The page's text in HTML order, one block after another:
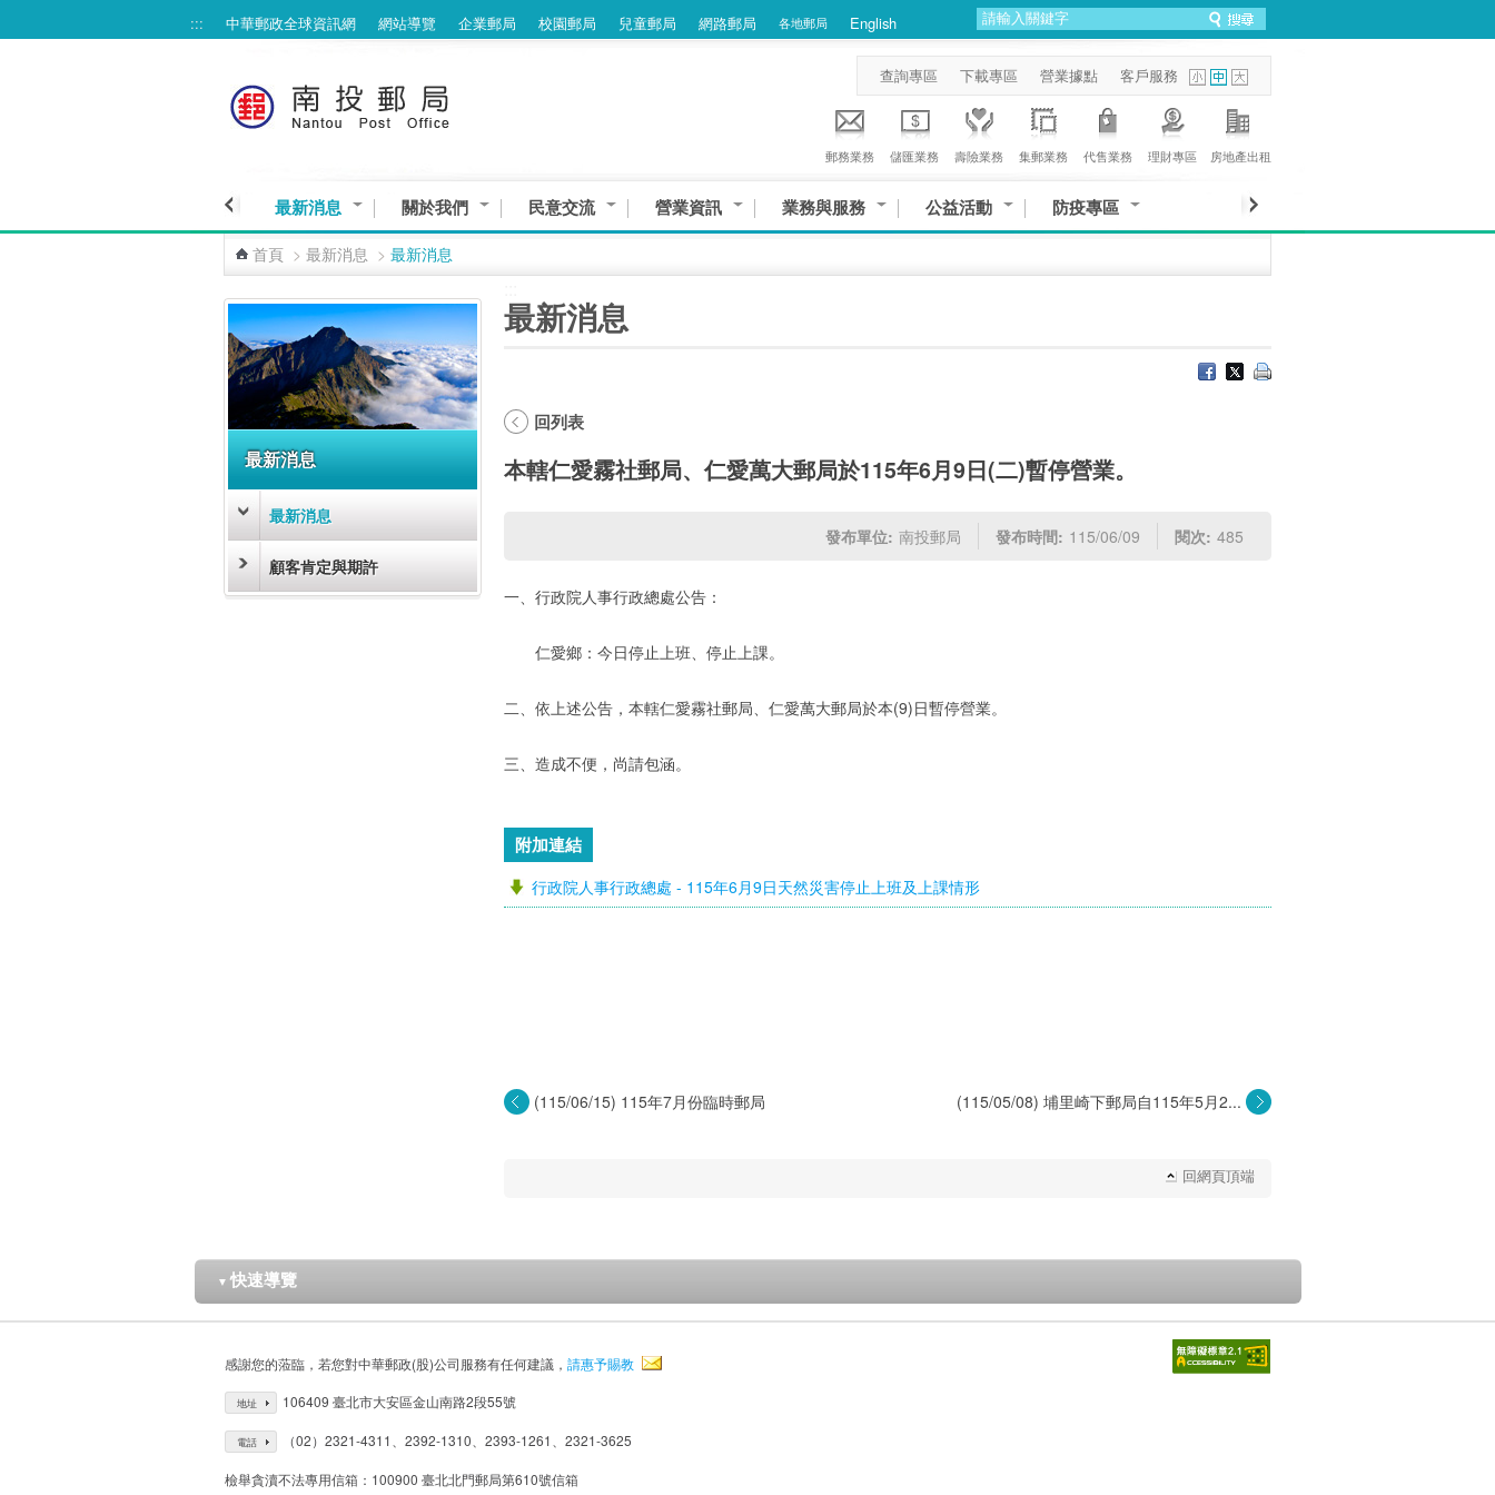
::: 中華郵政全球資訊網 網站導覽 企業郵局 校園郵局 兒童郵局 網路郵局 各地郵局 English
查詢專區 下載專區 營業據點 客戶服務
郵務業務 儲匯業務 壽險業務 集郵業務 代售業務 理財專區 房地產出租
最新消息 關於我們 民意交流 營業資訊 業務與服務 公益活動 防疫專區
首頁 > 最新消息 > 最新消息
最新消息
最新消息
顧客肯定與期許
最新消息
回列表
本轄仁愛霧社郵局、仁愛萬大郵局於115年6月9日(二)暫停營業。
發布單位: 南投郵局 發布時間: 115/06/09 閱次: 485
一、行政院人事行政總處公告：
仁愛鄉：今日停止上班、停止上課。
二、依上述公告，本轄仁愛霧社郵局、仁愛萬大郵局於本(9)日暫停營業。
三、造成不便，尚請包涵。
附加連結
行政院人事行政總處 - 115年6月9日天然災害停止上班及上課情形
(115/06/15) 115年7月份臨時郵局 (115/05/08) 埔里崎下郵局自115年5月2...
回網頁頂端
▼ 快速導覽
感謝您的蒞臨，若您對中華郵政(股)公司服務有任何建議， 請惠予賜教
地址 106409 臺北市大安區金山南路2段55號
電話 （02）2321-4311、2392-1310、2393-1261、2321-3625
檢舉貪瀆不法專用信箱：100900 臺北北門郵局第610號信箱